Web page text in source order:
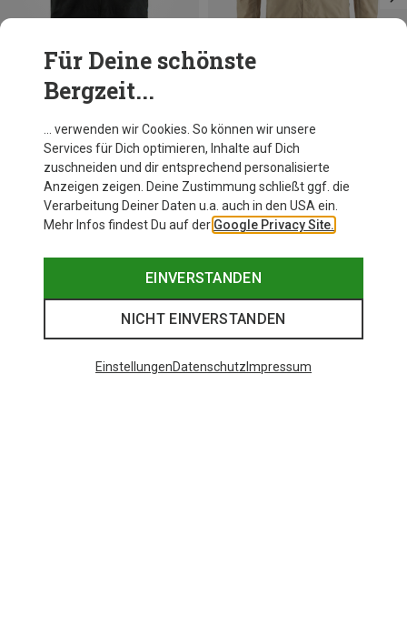
Du sparst 21%
Fjällräven
Herren Hoja Rider's Wind Jacke
199,95 €
Für Deine schönste
Bergzeit...
… verwenden wir Cookies. So können wir unsere
Services für Dich optimieren, Inhalte auf Dich
zuschneiden und dir entsprechend personalisierte
Anzeigen zeigen. Deine Zustimmung schließt ggf. die
Verarbeitung Deiner Daten u.a. auch in den USA ein.
Mehr Infos findest Du auf der Google Privacy Site.
EINVERSTANDEN
NICHT EINVERSTANDEN
EinstellungenDatenschutz Impressum